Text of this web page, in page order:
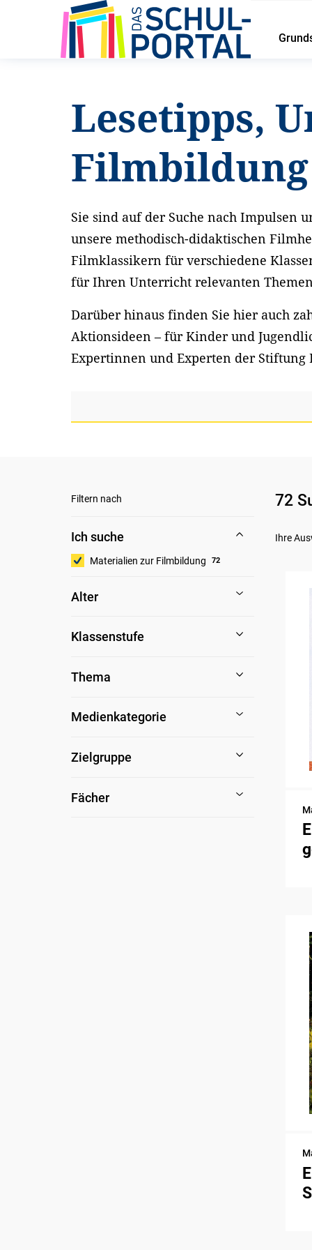
Startseite Service Lesetipps und Unterrichtsideen
Lesetipps,
Sie sind auf der Suche nach Impulsen
unsere methodisch-didaktischen
Filmklassikern für verschiedene
für Ihren Unterricht relevanten
Darüber hinaus finden Sie hier auch
Aktionsideen – für Kinder und
Expertinnen und Experten der Stiftung
Filtern nach
Ich suche
Materialien zur Filmbildung 72
Alter
Klassenstufe
Thema
Medienkategorie
Zielgruppe
Fächer
72
Ihre